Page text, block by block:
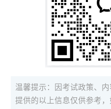
温馨提示：因考试政策、
提供的以上信息仅供参考